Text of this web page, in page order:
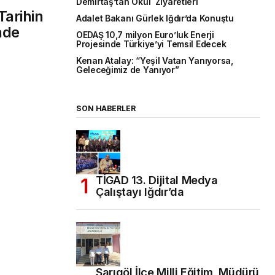
Adalet Bakanı Gürlek Iğdır’da Konuştu
OEDAŞ 10,7 milyon Euro’luk Enerji
Projesinde Türkiye’yi Temsil Edecek
Kenan Atalay: “Yeşil Vatan Yanıyorsa,
Geleceğimiz de Yanıyor”
SON HABERLER
TİGAD 13. Dijital Medya
Çalıştayı Iğdır’da
Sarıgöl İlçe Milli Eğitim Müdürü